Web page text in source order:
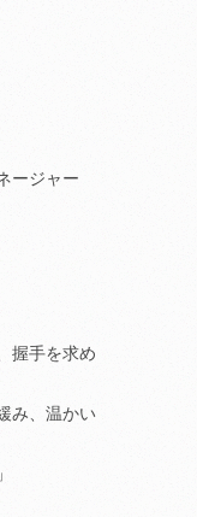
ージャー
握手を求め
み、温かい